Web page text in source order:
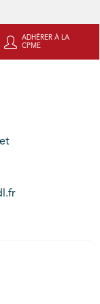
ADHÉRER À LA
CPME